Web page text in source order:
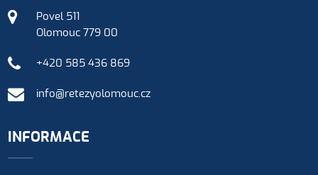
Povel 511
Olomouc 779 00
+420 585 436 869
info@retezyolomouc.cz
INFORMACE